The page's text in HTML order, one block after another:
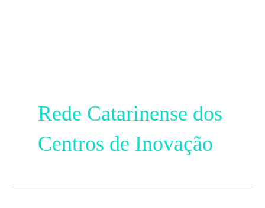
Rede Catarinense dos
Centros de Inovação